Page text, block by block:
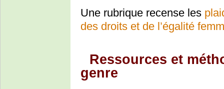
Une rubrique recense les
des droits et de l’égalité
Ressources et
genre